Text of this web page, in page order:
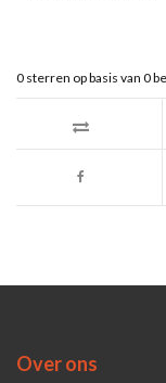
0 sterren op basis van 0
Over ons